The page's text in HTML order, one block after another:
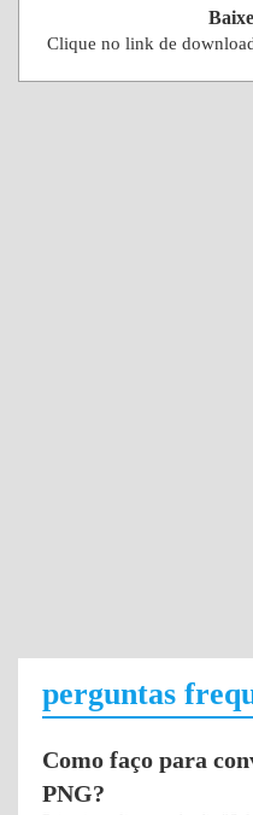
Clique no link de
perguntas
Como faço para
PNG?